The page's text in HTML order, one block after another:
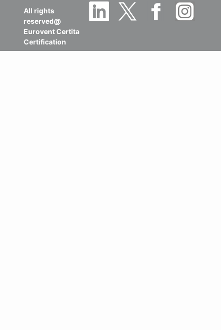
All rights
reserved@
Eurovent Certita
Certification